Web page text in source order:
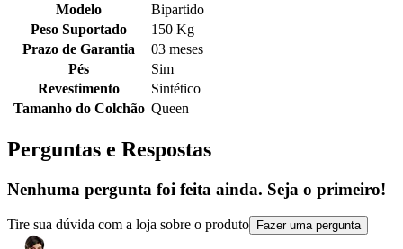
Modelo
Bipartido
Peso Suportado
150 Kg
Prazo de Garantia
03 meses
Pés
Sim
Revestimento
Sintético
Tamanho do Colchão Queen
Perguntas e Respostas
Nenhuma pergunta foi feita ainda. Seja o primeiro!
Tire sua dúvida com a loja sobre o produto Fazer uma pergunta